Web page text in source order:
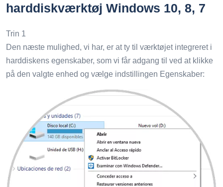
harddiskværktøj Windows 10, 8, 7
Trin 1
Den næste mulighed, vi har, er at ty til værktøjet integreret i
harddiskens egenskaber, som vi får adgang til ved at klikke
på den valgte enhed og vælge indstillingen Egenskaber: